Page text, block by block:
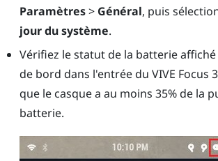
Paramètres> Général, puis
jour du système.
Vérifiez le statut de la batterie
de bord dans l'entrée du VIVE Focus
que le casque a au moins 35% de la
batterie.